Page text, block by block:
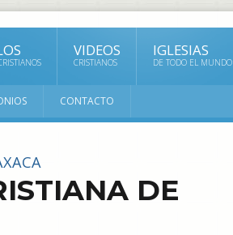
VIDEOS
CRISTIANOS
IGLESIAS
DE TODO EL MUNDO
CONTACTO
DE